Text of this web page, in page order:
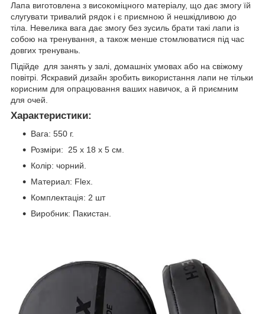
Лапа виготовлена з високоміцного матеріалу, що дає змогу їй
слугувати тривалий рядок і є приємною й нешкідливою до
тіла. Невелика вага дає змогу без зусиль брати такі лапи із
собою на тренування, а також менше стомлюватися під час
довгих тренувань.
Підійде для занять у залі, домашніх умовах або на свіжому
повітрі. Яскравий дизайн зробить використання лапи не тільки
корисним для опрацювання ваших навичок, а й приємним
для очей.
Характеристики:
Вага: 550 г.
Розміри: 25 х 18 х 5 см.
Колір: чорний.
Материал: Flex.
Комплектація: 2 шт
Виробник: Пакистан.